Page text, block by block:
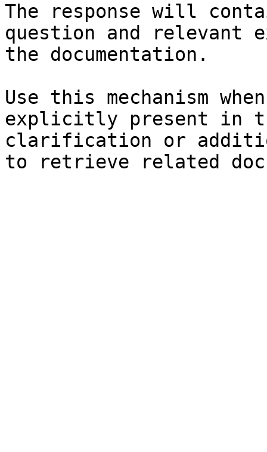
The response will
question and relevant
the documentation.
Use this mechanism
explicitly present in
clarification or